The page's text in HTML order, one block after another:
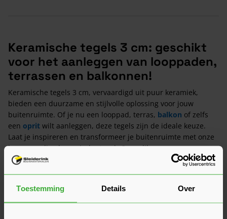
Toestemming Details Over
Keramische tegels 3 cm: geschikt
voor het aanleggen van looppaden,
terrassen en balkonnen!
Keramische tegels 3 cm, vervaardigd uit puur keramiek,
bieden een duurzame en stijlvolle oplossing voor jouw
buitenruimte. Of je nu een looppad, terras, balkon of zelfs
een oprit wilt aanleggen, deze tegels zijn de ideale keuze.
Laat je inspireren en transformeer je buitenruimte met onze
hoogwaardige keramische tegels 3 cm dik.